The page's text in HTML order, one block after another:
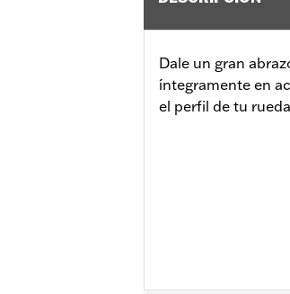
Dale un gran
íntegramente en
el perfil de tu